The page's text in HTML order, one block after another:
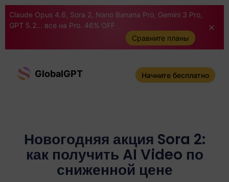
Claude Opus 4.6, Sora 2, Nano Banana Pro, Gemini 3 Pro,
GPT 5.2... все на Pro. 46% OFF
Сравните планы
GlobalGPT Начните бесплатно
Новогодняя акция Sora 2:
как получить AI Video по
сниженной цене